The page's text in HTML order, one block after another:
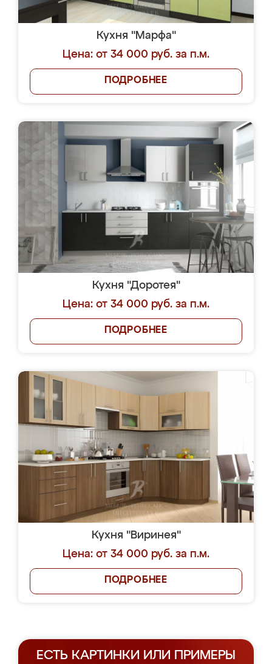
Кухня "Марфа"
Цена: от 34 000 руб. за п.м.
ПОДРОБНЕЕ
Кухня "Доротея"
Цена: от 34 000 руб. за п.м.
ПОДРОБНЕЕ
Кухня "Виринея"
Цена: от 34 000 руб. за п.м.
ПОДРОБНЕЕ
ЕСТЬ КАРТИНКИ ИЛИ ПРИМЕРЫ